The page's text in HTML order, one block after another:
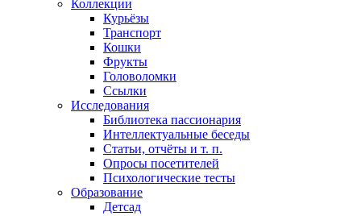
Коллекции
Курьёзы
Транспорт
Кошки
Фрукты
Головоломки
Ссылки
Исследования
Библиотека пассионария
Интеллектуальные беседы
Статьи, отчёты и т. п.
Опросы посетителей
Психологические тесты
Образование
Детсад